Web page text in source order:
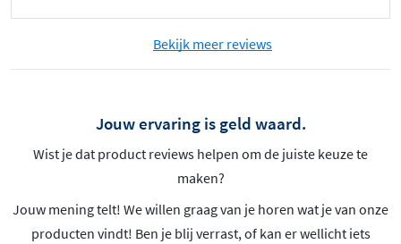
Bekijk meer reviews
Jouw ervaring is geld waard.
Wist je dat product reviews helpen om de juiste keuze te
maken?
Jouw mening telt! We willen graag van je horen wat je van onze
producten vindt! Ben je blij verrast, of kan er wellicht iets